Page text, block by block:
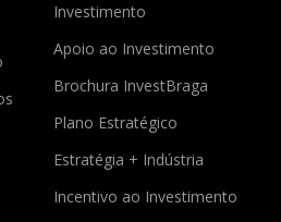
Investimento
Apoio ao Investimento
Brochura InvestBraga
Plano Estratégico
Estratégia + Indústria
Incentivo ao Investimento